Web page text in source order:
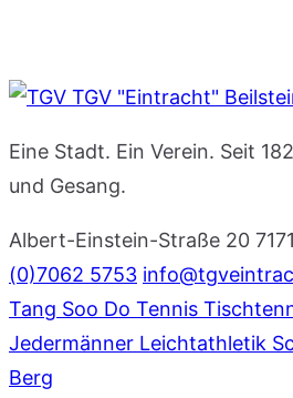
TGV "Eintracht"
Eine Stadt. Ein Verein. Seit
und Gesang.
Albert-Einstein-Straße 20
(0)7062 5753
Tang Soo Do Tennis
Jedermänner Leichtathletik
Berg